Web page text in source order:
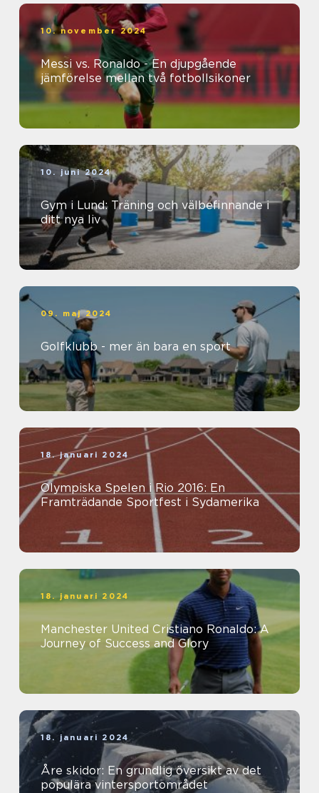
10. november 2024
Messi vs. Ronaldo - En djupgående
jämförelse mellan två fotbollsikoner
10. juni 2024
Gym i Lund: Träning och välbefinnande i
ditt nya liv
09. maj 2024
Golfklubb - mer än bara en sport
18. januari 2024
Olympiska Spelen i Rio 2016: En
Framträdande Sportfest i Sydamerika
18. januari 2024
Manchester United Cristiano Ronaldo: A
Journey of Success and Glory
18. januari 2024
Åre skidor: En grundlig översikt av det
populära vintersportområdet